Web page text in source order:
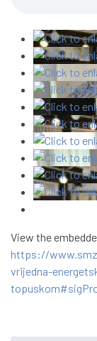
View the
https://
vrijedna-